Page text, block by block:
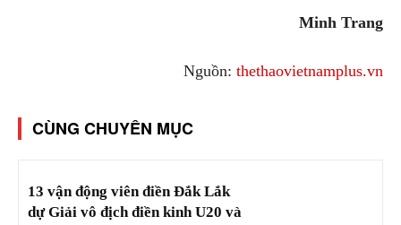
Minh Trang
Nguồn: thethaovietnamplus.vn
CÙNG CHUYÊN MỤC
13 vận động viên điền Đắk Lắk
dự Giải vô địch điền kinh U20 và